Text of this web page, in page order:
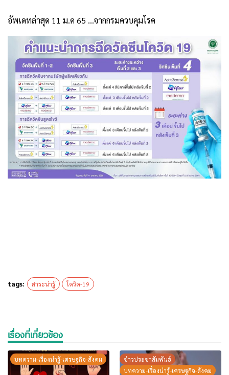
อัพเดทล่าสุด 11 ม.ค 65 …จากกรมควบคุมโรค
tags: สาระน่ารู้ โควิด-19
เรื่องที่เกี่ยวข้อง
บทความ-เรื่องน่ารู้-เศรษฐกิจ-สังคม
ข่าวประชาสัมพันธ์
บทความ-เรื่องน่ารู้-เศรษฐกิจ-สังคม